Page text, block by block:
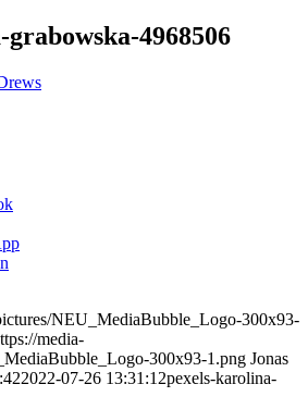
4968506
NEU_MediaBubble_Logo-300x93-
media-
300x93-1.png Jonas
2022-07-26 13:31:12pexels-karolina-